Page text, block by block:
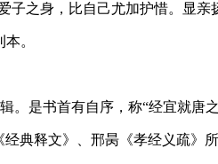
子之身，比自己尤加护惜。显亲
。
。是书首有自序，称“经宜就唐
典释文》、邢昺《孝经义疏》